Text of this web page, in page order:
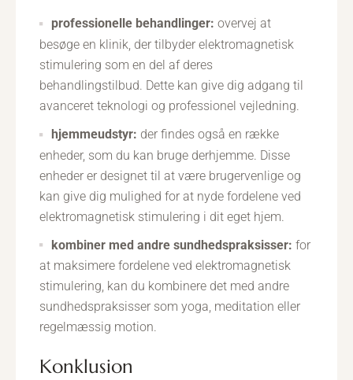
professionelle behandlinger: overvej at
besøge en klinik, der tilbyder elektromagnetisk
stimulering som en del af deres
behandlingstilbud. Dette kan give dig adgang til
avanceret teknologi og professionel vejledning.
hjemmeudstyr: der findes også en række
enheder, som du kan bruge derhjemme. Disse
enheder er designet til at være brugervenlige og
kan give dig mulighed for at nyde fordelene ved
elektromagnetisk stimulering i dit eget hjem.
kombiner med andre sundhedspraksisser: for
at maksimere fordelene ved elektromagnetisk
stimulering, kan du kombinere det med andre
sundhedspraksisser som yoga, meditation eller
regelmæssig motion.
konklusion